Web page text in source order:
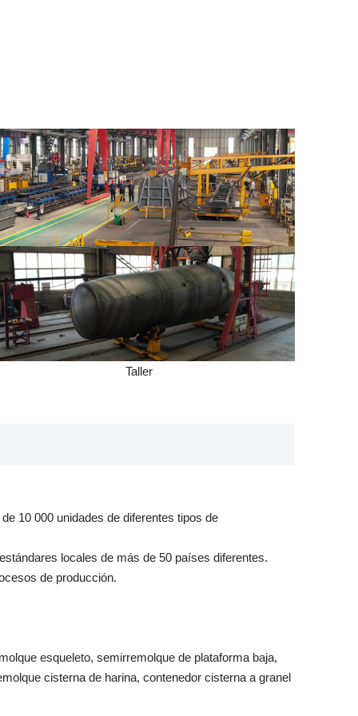
Taller
10 000 unidades de diferentes tipos de
locales de más de 50 países diferentes.
de producción.
esqueleto, semirremolque de plataforma baja,
cisterna de harina, contenedor cisterna a granel